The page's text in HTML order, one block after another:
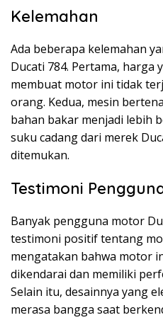
Kelemahan
Ada beberapa kelemahan
Ducati 784. Pertama, harga
membuat motor ini tidak
orang. Kedua, mesin
bahan bakar menjadi lebih
suku cadang dari merek
ditemukan.
Testimoni
Banyak pengguna motor
testimoni positif tentang
mengatakan bahwa motor
dikendarai dan memiliki
Selain itu, desainnya yang
merasa bangga saat